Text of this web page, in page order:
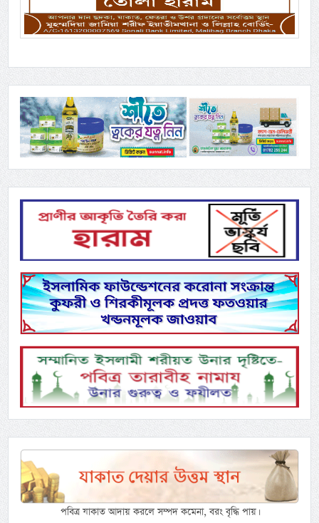
পবিত্র যাকাত আদায় করলে সম্পদ কমেনা, বরং বৃদ্ধি পায়।